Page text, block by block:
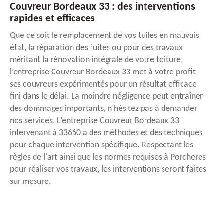
Couvreur Bordeaux 33 : des interventions
rapides et efficaces
Que ce soit le remplacement de vos tuiles en mauvais
état, la réparation des fuites ou pour des travaux
méritant la rénovation intégrale de votre toiture,
l’entreprise Couvreur Bordeaux 33 met à votre profit
ses couvreurs expérimentés pour un résultat efficace
fini dans le délai. La moindre négligence peut entraîner
des dommages importants, n’hésitez pas à demander
nos services. L’entreprise Couvreur Bordeaux 33
intervenant à 33660 a des méthodes et des techniques
pour chaque intervention spécifique. Respectant les
règles de l'art ainsi que les normes requises à Porcheres
pour réaliser vos travaux, les interventions seront faites
sur mesure.